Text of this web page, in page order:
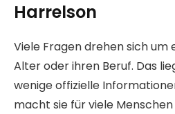
Harrelson
Viele Fragen drehen sich um
Alter oder ihren Beruf. Das
wenige offizielle
macht sie für viele